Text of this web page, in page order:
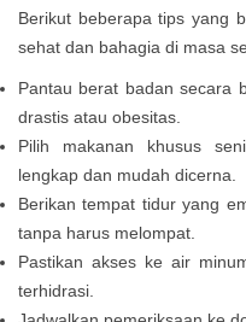
Berikut beberapa tips yang
sehat dan bahagia di masa
Pantau berat badan secara
drastis atau obesitas.
Pilih makanan khusus
lengkap dan mudah dicerna.
Berikan tempat tidur yang
tanpa harus melompat.
Pastikan akses ke air
terhidrasi.